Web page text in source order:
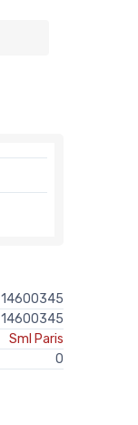
14600345
14600345
Sml Paris
0